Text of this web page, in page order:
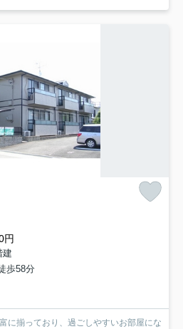
円
建
歩58分
に揃っており、過ごしやすいお部屋にな